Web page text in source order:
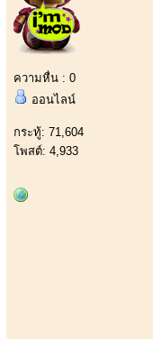
ความหื่น : 0
ออนไลน์
กระทู้: 71,604
โพสต์: 4,933